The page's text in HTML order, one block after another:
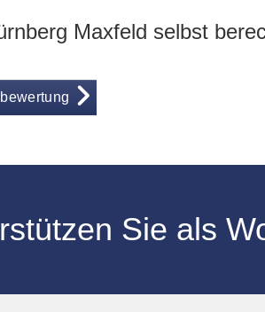
Maxfeld selbst
Sie als